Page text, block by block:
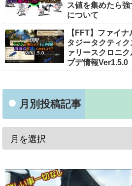
ス値を集めたら
について
【FFT】ファイ
タジータクティ
ァリースクロニ
プデ情報Ver1.5.0
月別投稿記事